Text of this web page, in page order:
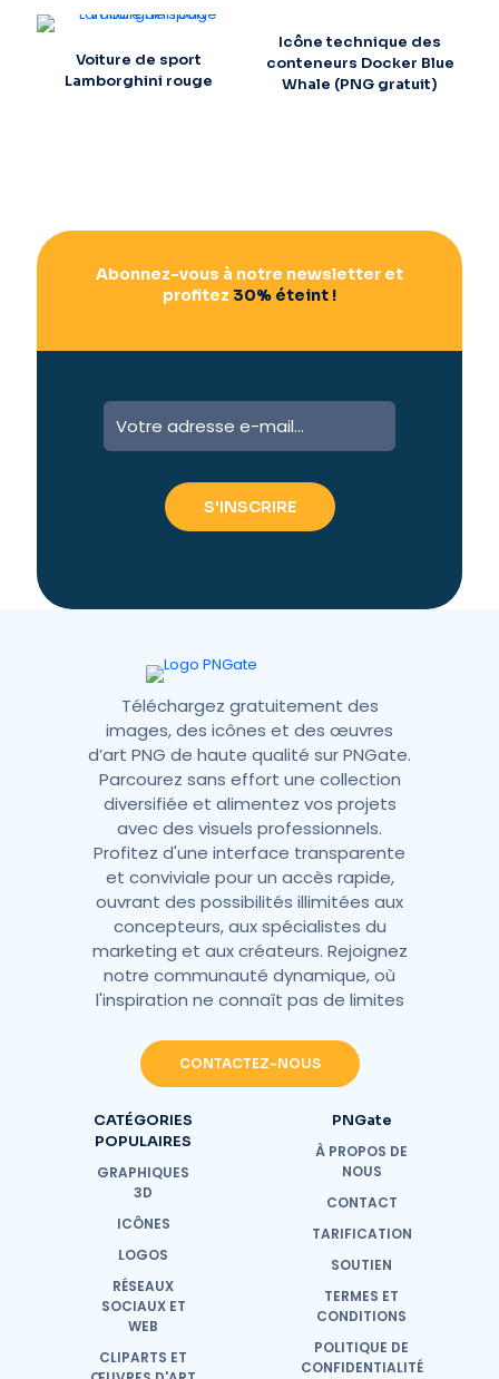
Voiture de sport
Lamborghini rouge
Icône technique des
conteneurs Docker Blue
Whale (PNG gratuit)
Abonnez-vous à notre newsletter et
profitez 30% éteint !
Téléchargez gratuitement des
images, des icônes et des œuvres
d’art PNG de haute qualité sur PNGate.
Parcourez sans effort une collection
diversifiée et alimentez vos projets
avec des visuels professionnels.
Profitez d'une interface transparente
et conviviale pour un accès rapide,
ouvrant des possibilités illimitées aux
concepteurs, aux spécialistes du
marketing et aux créateurs. Rejoignez
notre communauté dynamique, où
l'inspiration ne connaît pas de limites
CONTACTEZ-NOUS
CATÉGORIES
POPULAIRES
GRAPHIQUES
3D
ICÔNES
LOGOS
RÉSEAUX
SOCIAUX ET
WEB
CLIPARTS ET
PNGate
À PROPOS DE
NOUS
CONTACT
TARIFICATION
SOUTIEN
TERMES ET
CONDITIONS
POLITIQUE DE
CONFIDENTIALITÉ